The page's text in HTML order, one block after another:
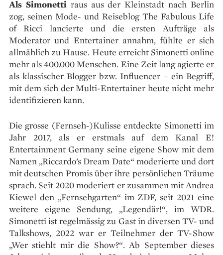
Als Simonettiraus aus der Kleinstadt nach Berlin
zog, seinen Mode- und Reiseblog The Fabulous Life
of Ricci lancierte und die ersten Aufträge als
Moderator und Entertainer annahm, fühlte er sich
allmählich zu Hause. Heute erreicht Simonetti online
mehr als 400.000 Menschen. Eine Zeit lang agierte er
als klassischer Blogger bzw. Influencer – ein Begriff,
mit dem sich der Multi-Entertainer heute nicht mehr
identifizieren kann.
Die grosse (Fernseh-)Kulisse entdeckte Simonetti im
Jahr 2017, als er erstmals auf dem Kanal E!
Entertainment Germany seine eigene Show mit dem
Namen „Riccardo’s Dream Date“ moderierte und dort
mit deutschen Promis über ihre persönlichen Träume
sprach. Seit 2020 moderiert er zusammen mit Andrea
Kiewel den „Fernsehgarten“ im ZDF, seit 2021 eine
weitere eigene Sendung, „Legendär!“, im WDR.
Simonetti ist regelmässig zu Gast in diversen TV- und
Talkshows, 2022 war er Teilnehmer der TV-Show
„Wer stiehlt mir die Show?“. Ab September dieses